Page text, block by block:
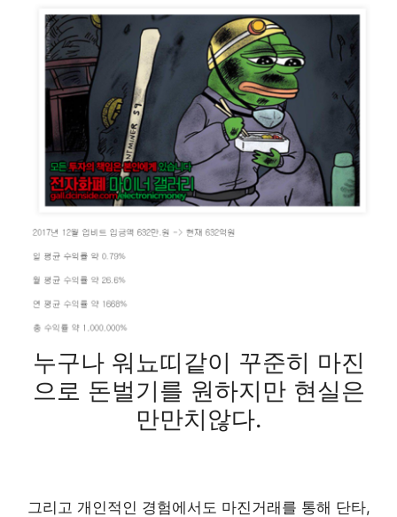
누구나 워뇨띠같이 꾸준히 마진
으로 돈벌기를 원하지만 현실은
만만치않다.
그리고 개인적인 경험에서도 마진거래를 통해 단타,